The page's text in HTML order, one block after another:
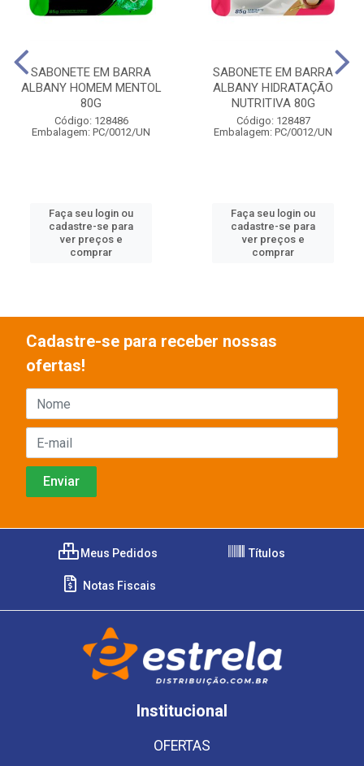
SABONETE EM BARRA
ALBANY HOMEM MENTOL
80G
Código: 128486
Embalagem: PC/0012/UN
Faça seu login ou
cadastre-se para
ver preços e
comprar
SABONETE EM BARRA
ALBANY HIDRATAÇÃO
NUTRITIVA 80G
Código: 128487
Embalagem: PC/0012/UN
Faça seu login ou
cadastre-se para
ver preços e
comprar
Cadastre-se para receber nossas
ofertas!
Meus Pedidos Títulos
Notas Fiscais
Institucional
OFERTAS